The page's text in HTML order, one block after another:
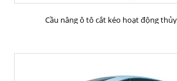
Cầu nâng ô tô cắt kéo hoạt động thủy